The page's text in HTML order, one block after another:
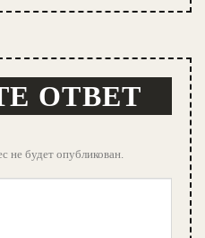
ОТВЕТ
не будет опубликован.